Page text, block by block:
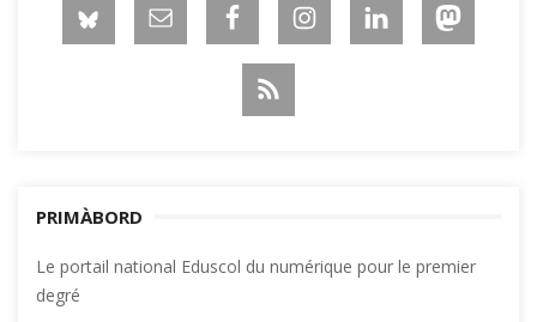
PRIMÀBORD
Le portail national Eduscol du numérique pour le premier
degré